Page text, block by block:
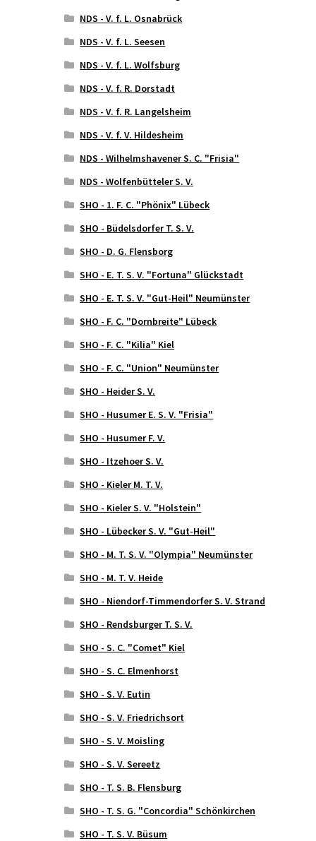
NDS - V. f. L. Osnabrück
NDS - V. f. L. Seesen
NDS - V. f. L. Wolfsburg
NDS - V. f. R. Dorstadt
NDS - V. f. R. Langelsheim
NDS - V. f. V. Hildesheim
NDS - Wilhelmshavener S. C. "Frisia"
NDS - Wolfenbütteler S. V.
SHO - 1. F. C. "Phönix" Lübeck
SHO - Büdelsdorfer T. S. V.
SHO - D. G. Flensborg
SHO - E. T. S. V. "Fortuna" Glückstadt
SHO - E. T. S. V. "Gut-Heil" Neumünster
SHO - F. C. "Dornbreite" Lübeck
SHO - F. C. "Kilia" Kiel
SHO - F. C. "Union" Neumünster
SHO - Heider S. V.
SHO - Husumer E. S. V. "Frisia"
SHO - Husumer F. V.
SHO - Itzehoer S. V.
SHO - Kieler M. T. V.
SHO - Kieler S. V. "Holstein"
SHO - Lübecker S. V. "Gut-Heil"
SHO - M. T. S. V. "Olympia" Neumünster
SHO - M. T. V. Heide
SHO - Niendorf-Timmendorfer S. V. Strand
SHO - Rendsburger T. S. V.
SHO - S. C. "Comet" Kiel
SHO - S. C. Elmenhorst
SHO - S. V. Eutin
SHO - S. V. Friedrichsort
SHO - S. V. Moisling
SHO - S. V. Sereetz
SHO - T. S. B. Flensburg
SHO - T. S. G. "Concordia" Schönkirchen
SHO - T. S. V. Büsum